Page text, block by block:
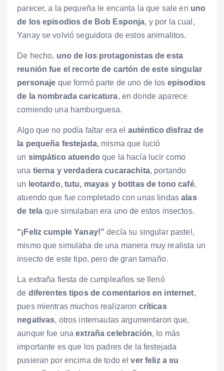
parecer, a la pequeña le encanta la que sale en uno
de los episodios de Bob Esponja, y por la cual,
Yanay se volvió seguidora de estos animalitos.
De hecho, uno de los protagonistas de esta
reunión fue el recorte de cartón de este singular
personaje que formó parte de uno de los episodios
de la nombrada caricatura, en donde aparece
comiendo una hamburguesa.
Algo que no podía faltar era el auténtico disfraz de
la pequeña festejada, misma que lució
un simpático atuendo que la hacía lucir como
una tierna y verdadera cucarachita, portando
un leotardo, tutu, mayas y botitas de tono café,
atuendo que fue completado con unas lindasalas
de telaque simulaban era uno de estos insectos.
“¡Feliz cumple Yanay!” decía su singular pastel,
mismo que simulaba de una manera muy realista un
insecto de este tipo, pero de gran tamaño.
La extraña fiesta de cumpleaños se llenó
de diferentes tipos de comentarios en internet,
pues mientras muchos realizaron críticas
negativas, otros internautas argumentaron que,
aunque fue unaextraña celebración, lo más
importante es que los padres de la festejada
pusieran por encima de todo elver feliz a su